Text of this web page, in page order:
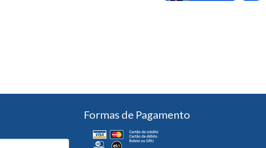
Formas de Pagamento